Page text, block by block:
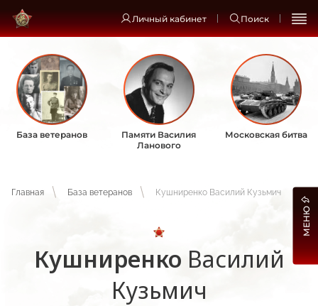
Личный кабинет Поиск
База ветеранов
Памяти Василия
Ланового
Московская битва
Главная База ветеранов Кушниренко Василий Кузьмич
Кушниренко Василий
Кузьмич
МЕНЮ